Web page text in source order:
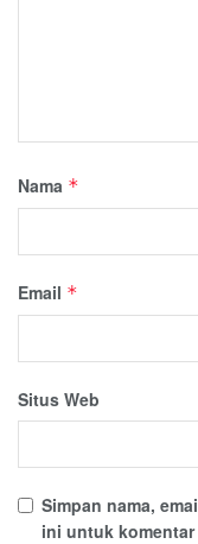
Nama *
Email *
Situs Web
Simpan nama,
ini untuk